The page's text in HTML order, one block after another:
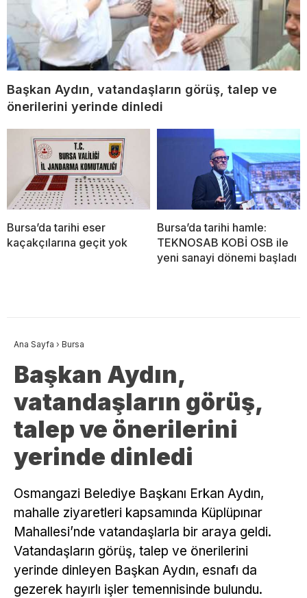
Başkan Aydın, vatandaşların görüş, talep ve
önerilerini yerinde dinledi
Bursa’da tarihi eser
kaçakçılarına geçit yok
Bursa’da tarihi hamle:
TEKNOSAB KOBİ OSB ile
yeni sanayi dönemi başladı
Ana Sayfa › Bursa
Başkan Aydın,
vatandaşların görüş,
talep ve önerilerini
yerinde dinledi
Osmangazi Belediye Başkanı Erkan Aydın,
mahalle ziyaretleri kapsamında Küplüpınar
Mahallesi’nde vatandaşlarla bir araya geldi.
Vatandaşların görüş, talep ve önerilerini
yerinde dinleyen Başkan Aydın, esnafı da
gezerek hayırlı işler temennisinde bulundu.